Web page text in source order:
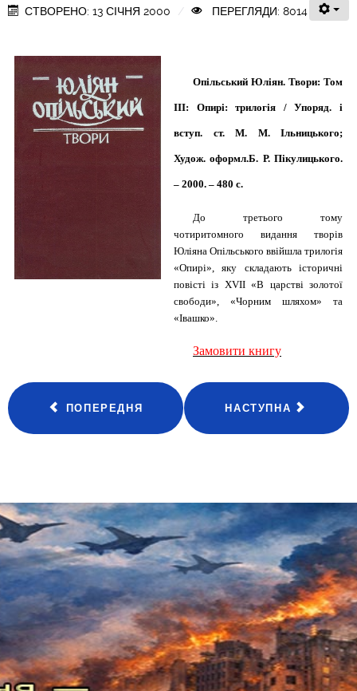
СТВОРЕНО: 13 СІЧНЯ 2000 ПЕРЕГЛЯДИ: 8014
Опільський Юліян. Твори: Том
ІІІ: Опирі: трилогія / Упоряд. і
вступ. ст. М. М. Ільницького;
Худож. оформл.Б. Р. Пікулицького.
– 2000. – 480 с.
До третього тому
чотиритомного видання творів
Юліяна Опільського ввійшла трилогія
«Опирі», яку складають історичні
повісті із ХVІІ «В царстві золотої
свободи», «Чорним шляхом» та
«Івашко».
Замовити книгу
ПОПЕРЕДНЯ НАСТУПНА